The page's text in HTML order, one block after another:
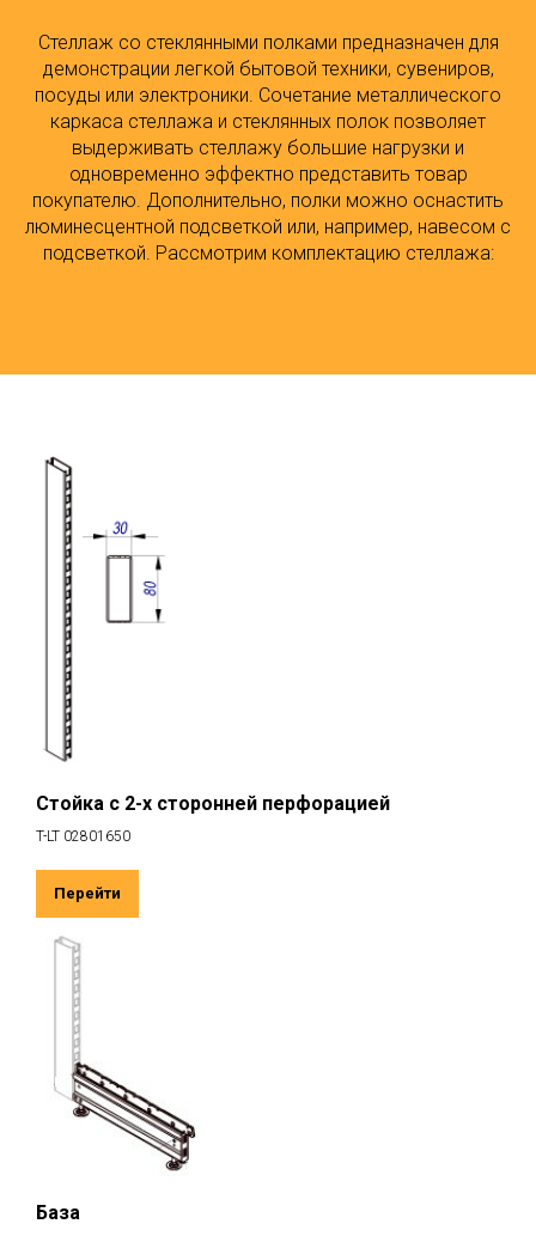
Стеллаж со стеклянными полками предназначен для
демонстрации легкой бытовой техники, сувениров,
посуды или электроники. Сочетание металлического
каркаса стеллажа и стеклянных полок позволяет
выдерживать стеллажу большие нагрузки и
одновременно эффектно представить товар
покупателю. Дополнительно, полки можно оснастить
люминесцентной подсветкой или, например, навесом с
подсветкой. Рассмотрим комплектацию стеллажа:
Стойка с 2-х сторонней перфорацией
T-LT 02801650
Перейти
База